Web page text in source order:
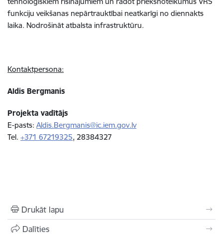
funkciju veikšanas nepārtrauktībai neatkarīgi no diennakts
laika. Nodrošināt atbalsta infrastruktūru.
Kontaktpersona:
Aldis Bergmanis
Projekta vadītājs
E-pasts: Aldis.Bergmanis@ic.iem.gov.lv
Tel. +371 67219325, 28384327
Drukāt lapu
Dalīties